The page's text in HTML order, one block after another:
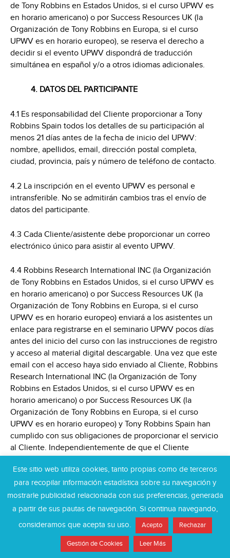
de Tony Robbins en Estados Unidos, si el curso UPWV es
en horario americano) o por Success Resources UK (la
Organización de Tony Robbins en Europa, si el curso
UPWV es en horario europeo), se reserva el derecho a
decidir si el evento UPWV dispondrá de traducción
simultánea en español y/o a otros idiomas adicionales.
4. DATOS DEL PARTICIPANTE
4.1 Es responsabilidad del Cliente proporcionar a Tony
Robbins Spain todos los detalles de su participación al
menos 21 días antes de la fecha de inicio del UPWV:
nombre, apellidos, email, dirección postal completa,
ciudad, provincia, país y número de teléfono de contacto.
4.2 La inscripción en el evento UPWV es personal e
intransferible. No se admitirán cambios tras el envío de
datos del participante.
4.3 Cada Cliente/asistente debe proporcionar un correo
electrónico único para asistir al evento UPWV.
4.4 Robbins Research International INC (la Organización
de Tony Robbins en Estados Unidos, si el curso UPWV es
en horario americano) o por Success Resources UK (la
Organización de Tony Robbins en Europa, si el curso
UPWV es en horario europeo) enviará a los asistentes un
enlace para registrarse en el seminario UPWV pocos días
antes del inicio del curso con las instrucciones de registro
y acceso al material digital descargable. Una vez que este
email con el acceso haya sido enviado al Cliente, Robbins
Research International INC (la Organización de Tony
Robbins en Estados Unidos, si el curso UPWV es en
horario americano) o por Success Resources UK (la
Organización de Tony Robbins en Europa, si el curso
UPWV es en horario europeo) y Tony Robbins Spain han
cumplido con sus obligaciones de proporcionar el servicio
al Cliente. Independientemente de que el Cliente
seminario.
4.5 Las sesiones de entrenamiento previas al curso serán
sesiones que quedarán grabadas, pudiendo acceder el
Cliente durante los días previos y posteriores del curso. El
servicio de traducción en español no incluye la traducción
simultánea de estas sesiones que serán en inglés o con
subtítulos en español si el vídeo lo permite.
Este sitio web utiliza cookies, tanto propias como de terceros
para recopilar información estadística sobre su navegación y
mostrarle publicidad relacionada con sus preferencias, generada
a partir de sus pautas de navegación. Si continua navegando,
consideramos que acepta su uso.
Acepto Rechazar
Gestión de Cookies Leer Más